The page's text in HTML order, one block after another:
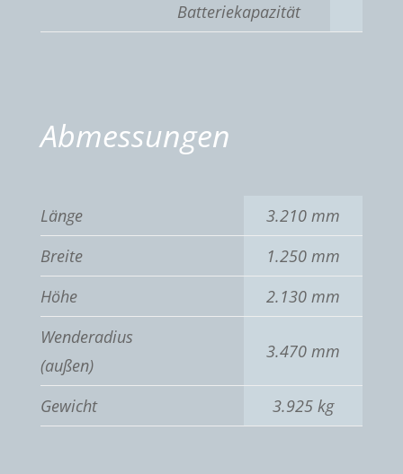
Batteriekapazität
Abmessungen
Länge
3.210 mm
Breite
1.250 mm
Höhe
2.130 mm
Wenderadius
(außen)
3.470 mm
Gewicht 3.925 kg